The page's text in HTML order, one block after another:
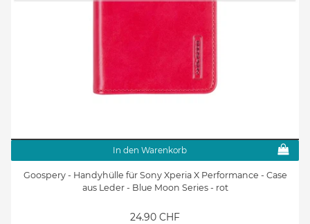
In den Warenkorb
Goospery - Handyhülle für Sony Xperia X Performance - Case
aus Leder - Blue Moon Series - rot
24.90 CHF